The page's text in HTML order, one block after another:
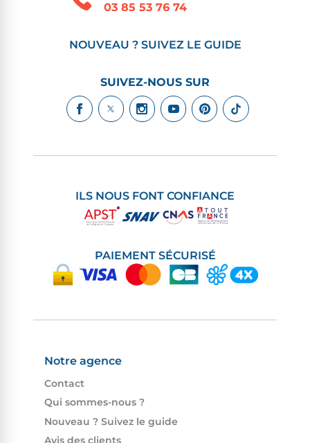
03 85 53 76 74
NOUVEAU ? SUIVEZ LE GUIDE
SUIVEZ-NOUS SUR
ILS NOUS FONT CONFIANCE
PAIEMENT SÉCURISÉ
Notre agence
Contact
Qui sommes-nous ?
Nouveau ? Suivez le guide
Avis des clients